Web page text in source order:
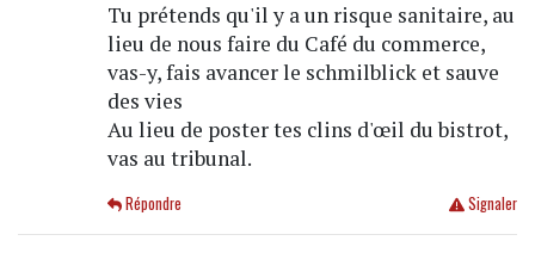
Tu prétends qu'il y a un risque sanitaire, au
lieu de nous faire du Café du commerce,
vas-y, fais avancer le schmilblick et sauve
des vies
Au lieu de poster tes clins d'œil du bistrot,
vas au tribunal.
Signaler
Répondre